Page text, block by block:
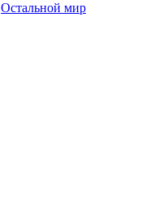
Остальной мир